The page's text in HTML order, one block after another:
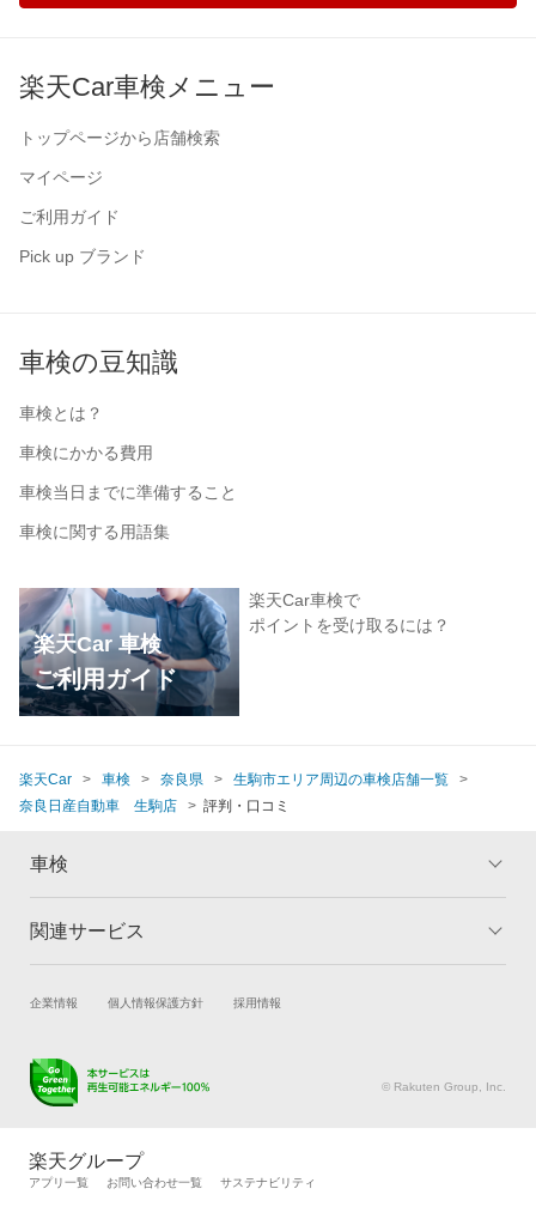
楽天Car車検メニュー
トップページから店舗検索
マイページ
ご利用ガイド
Pick up ブランド
車検の豆知識
車検とは？
車検にかかる費用
車検当日までに準備すること
車検に関する用語集
楽天Car 車検
ご利用ガイド
楽天Car車検で
ポイントを受け取るには？
楽天Car 車検 奈良県
生駒市エリア周辺の車検店舗一覧
奈良日産自動車 生駒店
評判・口コミ
車検
トップ
車検の基礎知識 キャンペーン一覧
関連サービス
試乗・商談 新車購入
キズ修理予約
メンテナンス管理
自動車カタログ 自動車保険
企業情報 個人情報保護方針 採用情報
© Rakuten Group, Inc.
楽天グループ
アプリ一覧 お問い合わせ一覧 サステナビリティ